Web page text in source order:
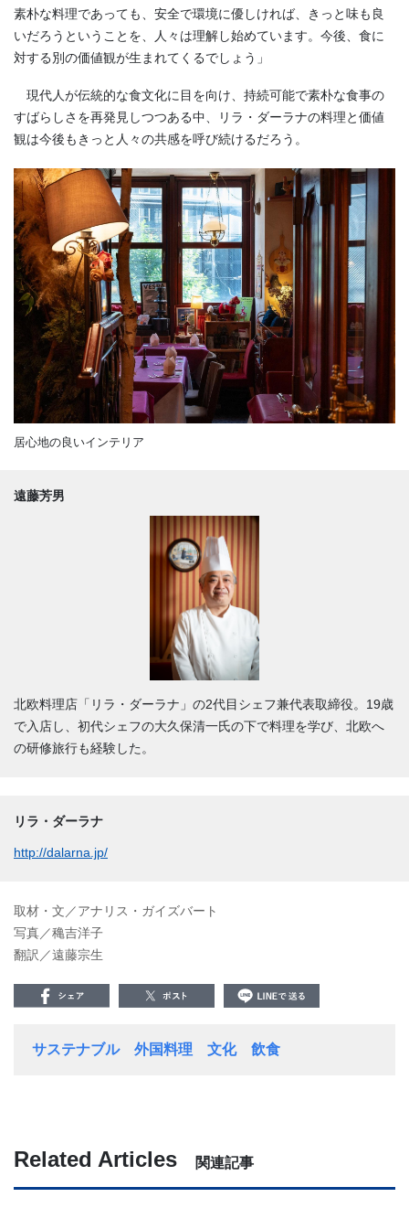
素朴な料理であっても、安全で環境に優しければ、きっと味も良
いだろうということを、人々は理解し始めています。今後、食に
対する別の価値観が生まれてくるでしょう」
現代人が伝統的な食文化に目を向け、持続可能で素朴な食事の
すばらしさを再発見しつつある中、リラ・ダーラナの料理と価値
観は今後もきっと人々の共感を呼び続けるだろう。
居心地の良いインテリア
遠藤芳男
北欧料理店「リラ・ダーラナ」の2代目シェフ兼代表取締役。19歳
で入店し、初代シェフの大久保清一氏の下で料理を学び、北欧へ
の研修旅行も経験した。
リラ・ダーラナ
http://dalarna.jp/
取材・文／アナリス・ガイズバート
写真／穐吉洋子
翻訳／遠藤宗生
サステナブル 外国料理 文化 飲食
Related Articles 関連記事